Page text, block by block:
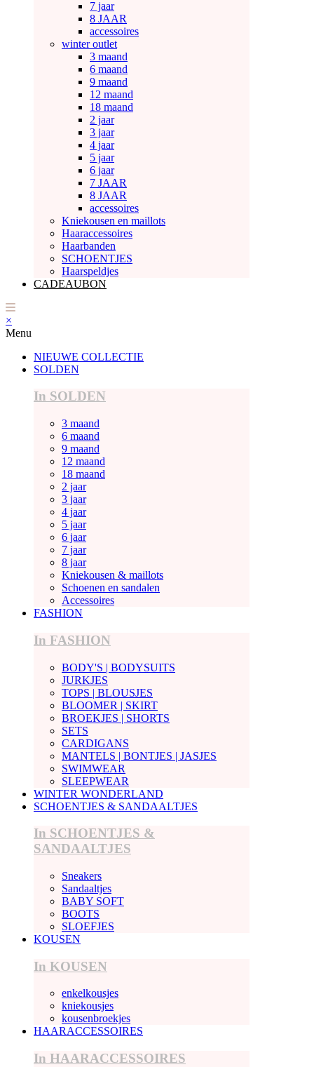
7 jaar
8 JAAR
accessoires
winter outlet
3 maand
6 maand
9 maand
12 maand
18 maand
2 jaar
3 jaar
4 jaar
5 jaar
6 jaar
7 JAAR
8 JAAR
accessoires
Kniekousen en maillots
Haaraccessoires
Haarbanden
SCHOENTJES
Haarspeldjes
CADEAUBON
×
Menu
NIEUWE COLLECTIE
SOLDEN
In SOLDEN
3 maand
6 maand
9 maand
12 maand
18 maand
2 jaar
3 jaar
4 jaar
5 jaar
6 jaar
7 jaar
8 jaar
Kniekousen & maillots
Schoenen en sandalen
Accessoires
FASHION
In FASHION
BODY'S | BODYSUITS
JURKJES
TOPS | BLOUSJES
BLOOMER | SKIRT
BROEKJES | SHORTS
SETS
CARDIGANS
MANTELS | BONTJES | JASJES
SWIMWEAR
SLEEPWEAR
WINTER WONDERLAND
SCHOENTJES & SANDAALTJES
In SCHOENTJES &
SANDAALTJES
Sneakers
Sandaaltjes
BABY SOFT
BOOTS
SLOEFJES
KOUSEN
In KOUSEN
enkelkousjes
kniekousjes
kousenbroekjes
HAARACCESSOIRES
In HAARACCESSOIRES